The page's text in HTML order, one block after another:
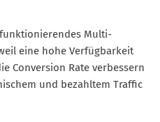
Multi-
eine hohe Verfügbarkeit
Conversion Rate verbessern
und bezahltem Traffic